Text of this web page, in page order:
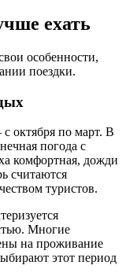
ехать
особенности,
поездки.
октября по март. В
погода с
комфортная, дожди
считаются
туристов.
Многие
на проживание
этот период